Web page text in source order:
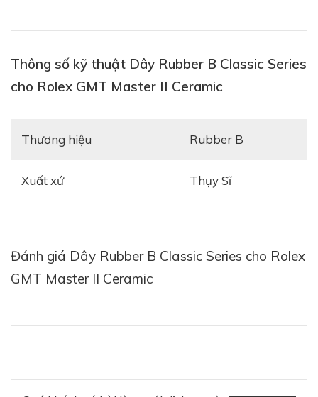
Thông số kỹ thuật Dây Rubber B Classic Series
cho Rolex GMT Master II Ceramic
Thương hiệu Rubber B
Xuất xứ Thụy Sĩ
Đánh giá Dây Rubber B Classic Series cho Rolex
GMT Master II Ceramic